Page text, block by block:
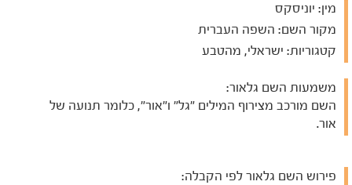
מין: יוניסקס
מקור השם: השפה העברית
קטגוריות: ישראלי, מהטבע
משמעות השם גלאור:
השם מורכב מצירוף המילים "גל" ו"אור", כלומר תנועה של
אור.
פירוש השם גלאור לפי הקבלה: